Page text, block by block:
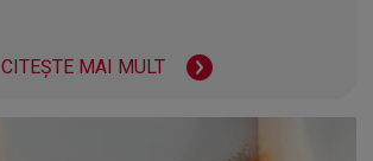
CITEȘTE MAI MULT